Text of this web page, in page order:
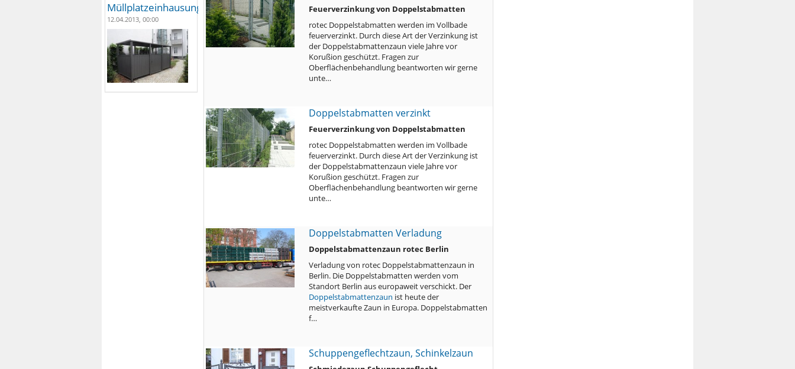
Müllplatzeinhausungen
12.04.2013, 00:00
Feuerverzinkung von Doppelstabmatten
rotec Doppelstabmatten werden im Vollbade
feuerverzinkt. Durch diese Art der Verzinkung ist
der Doppelstabmattenzaun viele Jahre vor
Korußion geschützt. Fragen zur
Oberflächenbehandlung beantworten wir gerne
unte…
Doppelstabmatten verzinkt
Feuerverzinkung von Doppelstabmatten
rotec Doppelstabmatten werden im Vollbade
feuerverzinkt. Durch diese Art der Verzinkung ist
der Doppelstabmattenzaun viele Jahre vor
Korußion geschützt. Fragen zur
Oberflächenbehandlung beantworten wir gerne
unte…
Doppelstabmatten Verladung
Doppelstabmattenzaun rotec Berlin
Verladung von rotec Doppelstabmattenzaun in
Berlin. Die Doppelstabmatten werden vom
Standort Berlin aus europaweit verschickt. Der
Doppelstabmattenzaun ist heute der
meistverkaufte Zaun in Europa. Doppelstabmatten
f…
Schuppengeflechtzaun, Schinkelzaun